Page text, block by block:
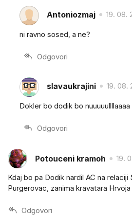
Antoniozmaj 19. 08.
ni ravno sosed, a ne?
Odgovori
slavaukrajini 19. 08.
Dokler bo dodik bo nuuuuullllaaaa
Odgovori
Potouceni kramoh 19.
Kdaj bo pa Dodik nardil AC na relaciji
Purgerovac, zanima kravatara
Odgovori